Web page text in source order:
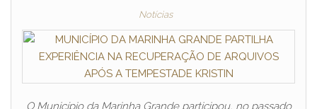
Notícias
O Município da Marinha Grande participou, no passado